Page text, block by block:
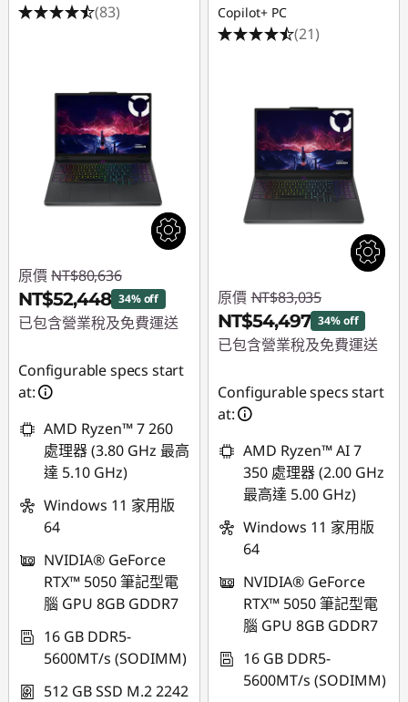
(83)
原價 NT$80,636
NT$52,448 34% off
已包含營業稅及免費運送
NT$28,188
Configurable specs start
at:
AMD Ryzen™ 7 260
處理器 (3.80 GHz 最高
達 5.10 GHz)
Windows 11 家用版
64
NVIDIA® GeForce
RTX™ 5050 筆記型電
腦 GPU 8GB GDDR7
16 GB DDR5-
5600MT/s (SODIMM)
512 GB SSD M.2 2242
Copilot+ PC
(21)
原價 NT$83,035
NT$54,497 34% off
已包含營業稅及免費運送
NT$28,538
Configurable specs start
at:
AMD Ryzen™ AI 7
350 處理器 (2.00 GHz
最高達 5.00 GHz)
Windows 11 家用版
64
NVIDIA® GeForce
RTX™ 5050 筆記型電
腦 GPU 8GB GDDR7
16 GB DDR5-
5600MT/s (SODIMM)